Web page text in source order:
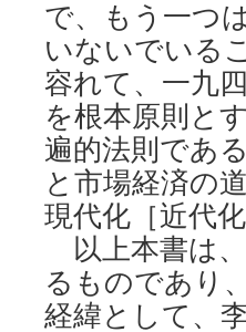
で、もう一つ
いないでいる
容れて、一九
を根本原則と
遍的法則であ
と市場経済の
現代化［近代
以上本書は
るものであり
経緯として、